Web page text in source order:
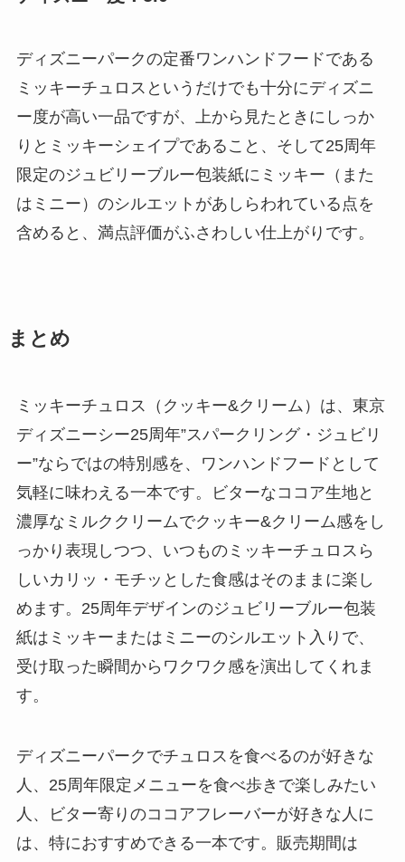
ディズニーパークの定番ワンハンドフードである
ミッキーチュロスというだけでも十分にディズニ
ー度が高い一品ですが、上から見たときにしっか
りとミッキーシェイプであること、そして25周年
限定のジュビリーブルー包装紙にミッキー（また
はミニー）のシルエットがあしらわれている点を
含めると、満点評価がふさわしい仕上がりです。
まとめ
ミッキーチュロス（クッキー&クリーム）は、東京
ディズニーシー25周年”スパークリング・ジュビリ
ー”ならではの特別感を、ワンハンドフードとして
気軽に味わえる一本です。ビターなココア生地と
濃厚なミルククリームでクッキー&クリーム感をし
っかり表現しつつ、いつものミッキーチュロスら
しいカリッ・モチッとした食感はそのままに楽し
めます。25周年デザインのジュビリーブルー包装
紙はミッキーまたはミニーのシルエット入りで、
受け取った瞬間からワクワク感を演出してくれま
す。
ディズニーパークでチュロスを食べるのが好きな
人、25周年限定メニューを食べ歩きで楽しみたい
人、ビター寄りのココアフレーバーが好きな人に
は、特におすすめできる一本です。販売期間は